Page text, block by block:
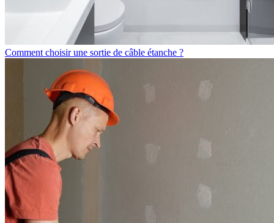
Comment choisir une sortie de câble étanche ?